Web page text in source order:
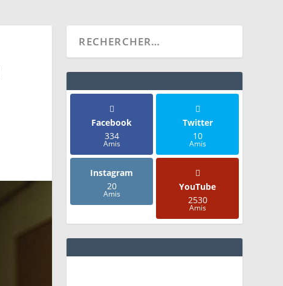
Facebook
334
Amis
Twitter
10
Amis
Instagram
20
Amis
YouTube
2530
Amis